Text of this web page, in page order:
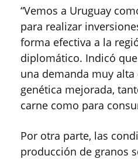
“Vemos a Uruguay
para realizar
forma efectiva a la
diplomático. Indicó
una demanda muy
genética mejorada,
carne como para
Por otra parte, las
producción de granos